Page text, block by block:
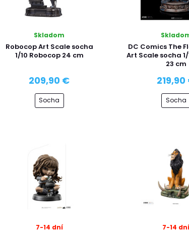
Skladom
Robocop Art Scale socha
1/10 Robocop 24 cm
209,90 €
Socha
DC Comics The
Art Scale socha
23 cm
Socha
7-14 dní 7-14 dní